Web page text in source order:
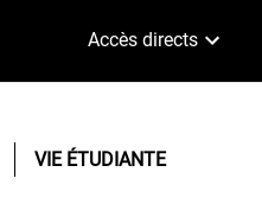
Accès directs
VIE ÉTUDIANTE